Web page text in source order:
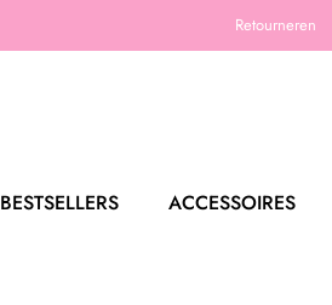
Retourneren
BESTSELLERS ACCESSOIRES